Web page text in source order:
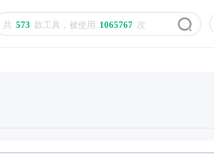
共 573 款工具，被使用 1065767 次